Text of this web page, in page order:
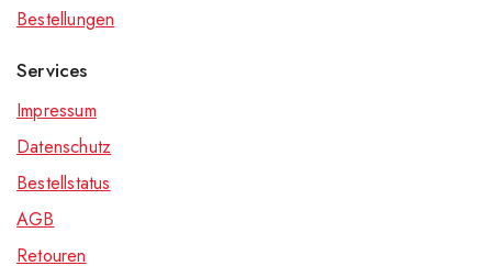
Bestellungen
Services
Impressum
Datenschutz
Bestellstatus
AGB
Retouren